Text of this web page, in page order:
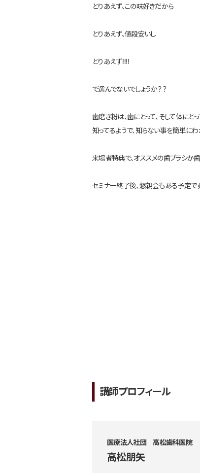
とりあえず、この味好きだから
とりあえず、値段安いし
とりあえず‼️‼️
で選んでないでしょうか？？
歯磨き粉は、歯にとって、そして体にと
知ってるようで、知らない事を簡単にわ
来場者特典で、オススメの歯ブラシか
セミナー終了後、懇親会もある予定で
講師プロフィール
医療法人社団 高松歯科医院
高松朋矢